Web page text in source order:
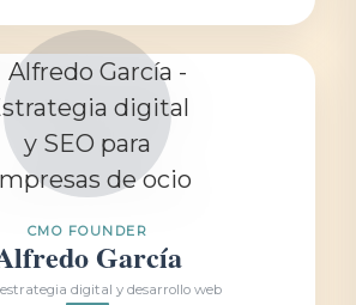
CMO FOUNDER
García
digital y desarrollo web